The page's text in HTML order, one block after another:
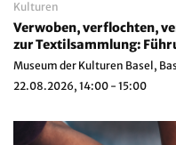
Kulturen
Verwoben, verflochten,
zur Textilsammlung:
Museum der Kulturen Basel,
22.08.2026, 14:00 - 15:00